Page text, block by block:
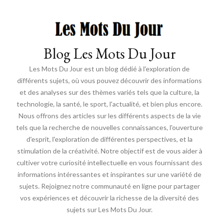
Blog Les Mots Du Jour
Les Mots Du Jour est un blog dédié à l'exploration de
différents sujets, où vous pouvez découvrir des informations
et des analyses sur des thèmes variés tels que la culture, la
technologie, la santé, le sport, l'actualité, et bien plus encore.
Nous offrons des articles sur les différents aspects de la vie
tels que la recherche de nouvelles connaissances, l'ouverture
d'esprit, l'exploration de différentes perspectives, et la
stimulation de la créativité. Notre objectif est de vous aider à
cultiver votre curiosité intellectuelle en vous fournissant des
informations intéressantes et inspirantes sur une variété de
sujets. Rejoignez notre communauté en ligne pour partager
vos expériences et découvrir la richesse de la diversité des
sujets sur Les Mots Du Jour.